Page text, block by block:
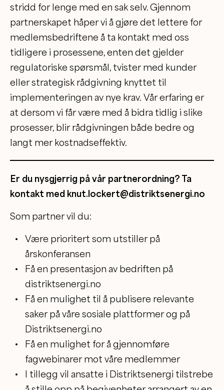
stridd for lenge med en sak selv. Gjennom
partnerskapet håper vi å gjøre det lettere for
medlemsbedriftene å ta kontakt med oss
tidligere i prosessene, enten det gjelder
regulatoriske spørsmål, tvister med kunder
eller strategisk rådgivning knyttet til
implementeringen av nye krav. Vår erfaring er
at dersom vi får være med å bidra tidlig i slike
prosesser, blir rådgivningen både bedre og
langt mer kostnadseffektiv.
Er du nysgjerrig på vår partnerordning? Ta
kontakt med knut.lockert@distriktsenergi.no
Som partner vil du:
Være prioritert som utstiller på
årskonferansen
Få en presentasjon av bedriften på
distriktsenergi.no
Få en mulighet til å publisere relevante
saker på våre sosiale plattformer og på
Distriktsenergi.no
Få en mulighet for å gjennomføre
fagwebinarer mot våre medlemmer
I tillegg vil ansatte i Distriktsenergi tilstrebe